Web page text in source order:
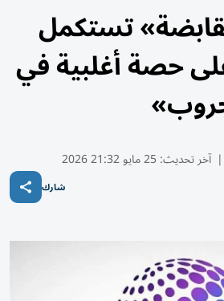
تستكمل
حصة أغلبية في
| آخر تحديث:25 مايو 21:32 2026
شارك